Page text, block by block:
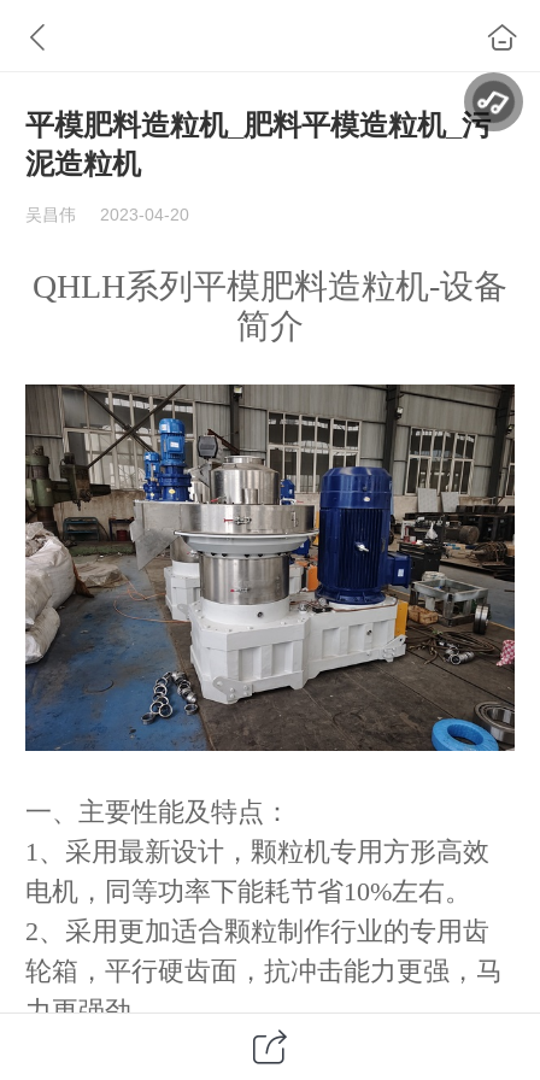
平模肥料造粒机_肥料平模造粒机_污
泥造粒机
吴昌伟 2023-04-20
QHLH系列平模肥料造粒机-设备
简介
一、主要性能及特点：
1、采用最新设计，颗粒机专用方形高效
电机，同等功率下能耗节省10%左右。
2、采用更加适合颗粒制作行业的专用齿
轮箱，平行硬齿面，抗冲击能力更强，马
力更强劲。
3、油路润滑精心打造双方案供选：方案